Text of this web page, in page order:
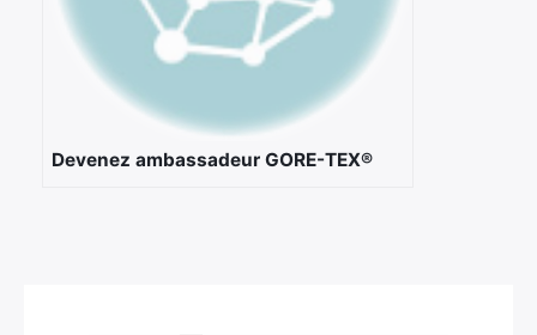
Devenez ambassadeur GORE-TEX®